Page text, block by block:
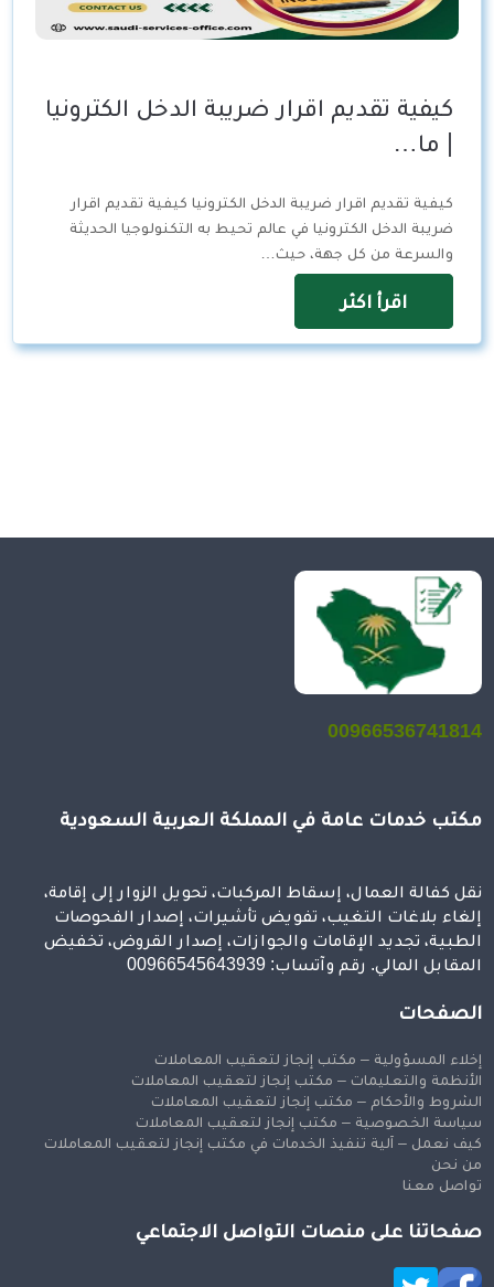
كيفية تقديم اقرار ضريبة الدخل الكترونيا
| ما…
كيفية تقديم اقرار ضريبة الدخل الكترونيا كيفية تقديم اقرار
ضريبة الدخل الكترونيا في عالم تحيط به التكنولوجيا الحديثة
والسرعة من كل جهة، حيث…
اقرأ اكثر
00966536741814
مكتب خدمات عامة في المملكة العربية السعودية
نقل كفالة العمال، إسقاط المركبات، تحويل الزوار إلى إقامة،
إلغاء بلاغات التغيب، تفويض تأشيرات، إصدار الفحوصات
الطبية، تجديد الإقامات والجوازات، إصدار القروض، تخفيض
المقابل المالي. رقم وآتساب: 00966545643939
الصفحات
إخلاء المسؤولية – مكتب إنجاز لتعقيب المعاملات
الأنظمة والتعليمات – مكتب إنجاز لتعقيب المعاملات
الشروط والأحكام – مكتب إنجاز لتعقيب المعاملات
سياسة الخصوصية – مكتب إنجاز لتعقيب المعاملات
كيف نعمل – آلية تنفيذ الخدمات في مكتب إنجاز لتعقيب المعاملات
من نحن
تواصل معنا
صفحاتنا على منصات التواصل الاجتماعي